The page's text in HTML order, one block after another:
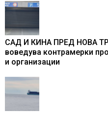
САД И КИНА ПРЕД НОВА
воведува контрамерки
и организации